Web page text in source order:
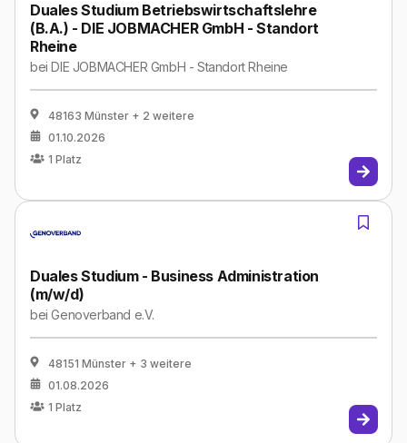
Duales Studium Betriebswirtschaftslehre
(B.A.) - DIE JOBMACHER GmbH - Standort
Rheine
beiDIE JOBMACHER GmbH - Standort Rheine
48163 Münster + 2 weitere
01.10.2026
1 Platz
Duales Studium - Business Administration
(m/w/d)
beiGenoverband e.V.
48151 Münster + 3 weitere
01.08.2026
1 Platz